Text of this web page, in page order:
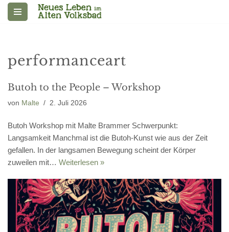
performanceart
Butoh to the People – Workshop
von Malte 2. Juli 2026
Butoh Workshop mit Malte Brammer Schwerpunkt:
Langsamkeit Manchmal ist die Butoh-Kunst wie aus der Zeit
gefallen. In der langsamen Bewegung scheint der Körper
zuweilen mit… Weiterlesen »